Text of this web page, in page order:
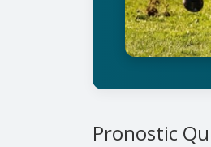
Pronostic